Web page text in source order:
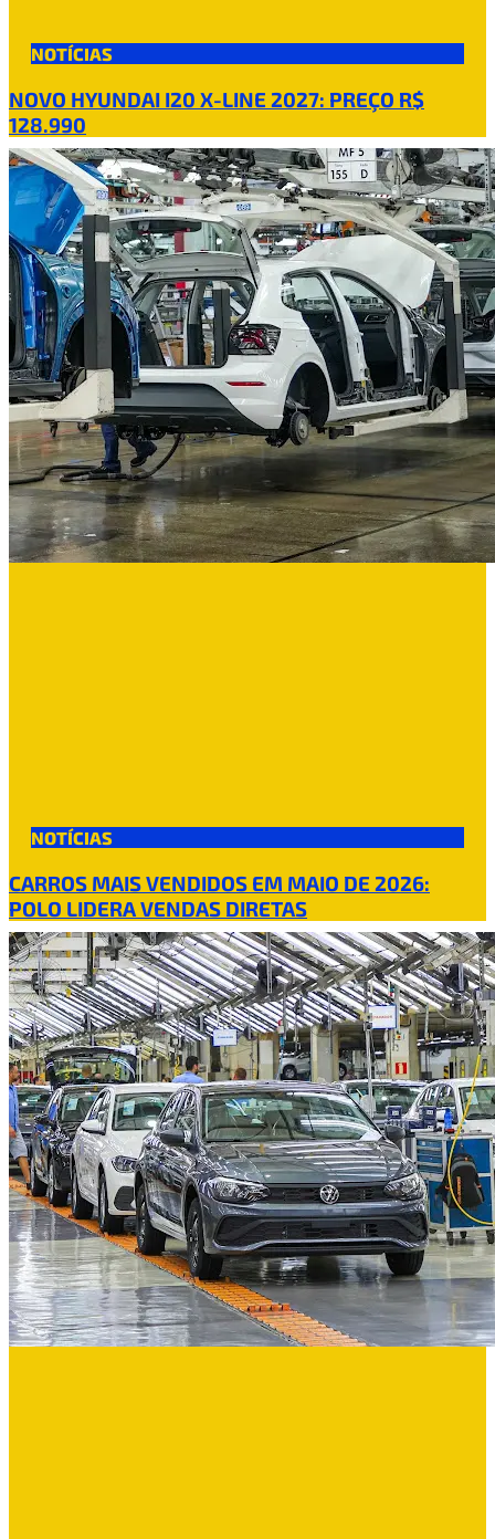
NOTÍCIAS
NOVO HYUNDAI I20 X-LINE 2027: PREÇO R$
128.990
NOTÍCIAS
CARROS MAIS VENDIDOS EM MAIO DE 2026:
POLO LIDERA VENDAS DIRETAS